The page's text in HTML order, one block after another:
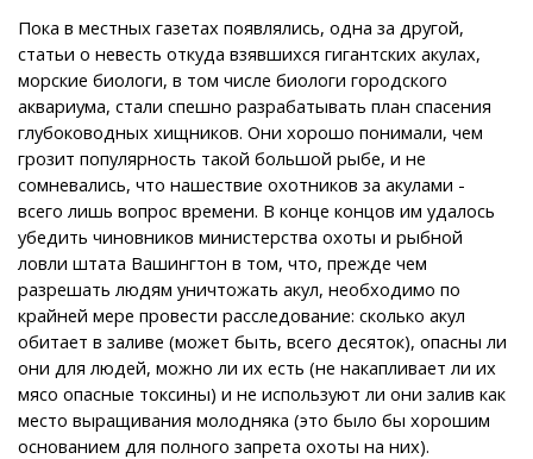
Пока в местных газетах появлялись, одна за другой,
статьи о невесть откуда взявшихся гигантских акулах,
морские биологи, в том числе биологи городского
аквариума, стали спешно разрабатывать план спасения
глубоководных хищников. Они хорошо понимали, чем
грозит популярность такой большой рыбе, и не
сомневались, что нашествие охотников за акулами -
всего лишь вопрос времени. В конце концов им удалось
убедить чиновников министерства охоты и рыбной
ловли штата Вашингтон в том, что, прежде чем
разрешать людям уничтожать акул, необходимо по
крайней мере провести расследование: сколько акул
обитает в заливе (может быть, всего десяток), опасны ли
они для людей, можно ли их есть (не накапливает ли их
мясо опасные токсины) и не используют ли они залив как
место выращивания молодняка (это было бы хорошим
основанием для полного запрета охоты на них).